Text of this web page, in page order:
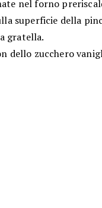
nel forno
superficie della
gratella.
dello zucchero